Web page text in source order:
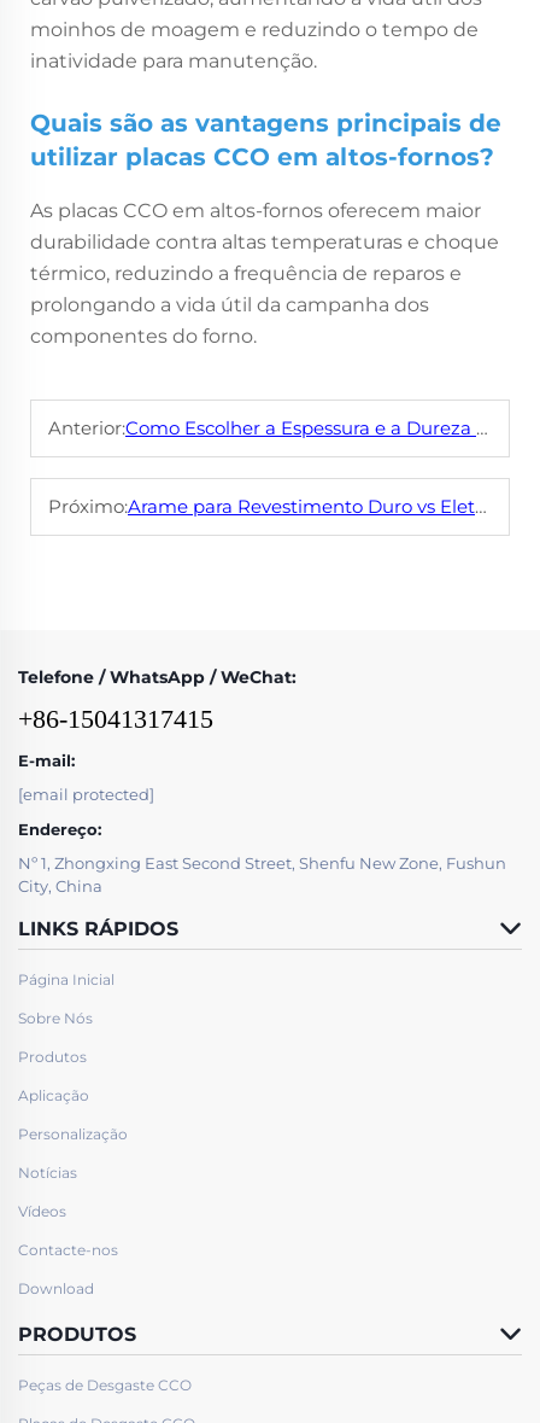
moinhos de moagem e reduzindo o tempo de
inatividade para manutenção.
Quais são as vantagens principais de
utilizar placas CCO em altos-fornos?
As placas CCO em altos-fornos oferecem maior
durabilidade contra altas temperaturas e choque
térmico, reduzindo a frequência de reparos e
prolongando a vida útil da campanha dos
componentes do forno.
Anterior:Como Escolher a Espessura e a Dureza Adequadas para uma Chapa CCO
Próximo:Arame para Revestimento Duro vs Eletrodos Revestidos: Qual é Melhor para Proteção contra Desgaste?
Telefone / WhatsApp / WeChat:
+86-15041317415
E-mail:
[email protected]
Endereço:
Nº 1, Zhongxing East Second Street, Shenfu New Zone, Fushun
City, China
LINKS RÁPIDOS
Página Inicial
Sobre Nós
Produtos
Aplicação
Personalização
Notícias
Vídeos
Contacte-nos
Download
PRODUTOS
Peças de Desgaste CCO